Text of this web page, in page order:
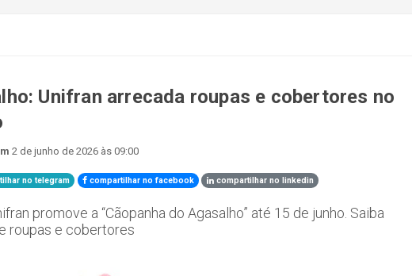
Unifran arrecada roupas e cobertores no
2 de junho de 2026 às 09:00
no telegram compartilhar no facebook compartilhar no linkedin
promove a “Cãopanha do Agasalho” até 15 de junho. Saiba
roupas e cobertores